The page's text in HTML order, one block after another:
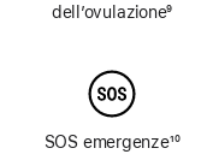
dell’ovulazione9
SOS emergenze10